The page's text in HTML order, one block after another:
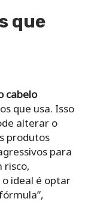
que
cabelo
que usa. Isso
alterar o
produtos
para
risco,
ideal é optar